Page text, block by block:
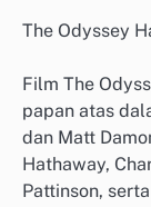
The Odyssey
Film The
papan atas
dan Matt
Hathaway,
Pattinson,